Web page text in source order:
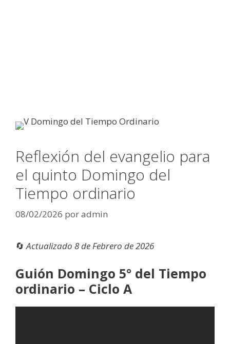
Reflexión del evangelio para
el quinto Domingo del
Tiempo ordinario
08/02/2026 poradmin
🔄Actualizado 8 de Febrero de 2026
Guión Domingo 5° del Tiempo
ordinario – Ciclo A